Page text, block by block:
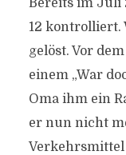
Bereits im Juli
12 kontrolliert.
gelöst. Vor
einem „War
Oma ihm ein
er nun nicht
Verkehrsmittel